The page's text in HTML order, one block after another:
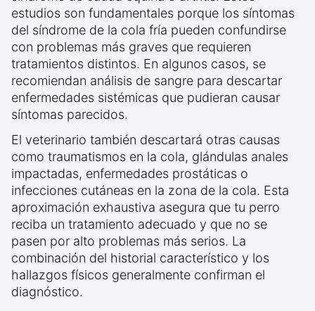
estudios son fundamentales porque los síntomas
del síndrome de la cola fría pueden confundirse
con problemas más graves que requieren
tratamientos distintos. En algunos casos, se
recomiendan análisis de sangre para descartar
enfermedades sistémicas que pudieran causar
síntomas parecidos.
El veterinario también descartará otras causas
como traumatismos en la cola, glándulas anales
impactadas, enfermedades prostáticas o
infecciones cutáneas en la zona de la cola. Esta
aproximación exhaustiva asegura que tu perro
reciba un tratamiento adecuado y que no se
pasen por alto problemas más serios. La
combinación del historial característico y los
hallazgos físicos generalmente confirman el
diagnóstico.